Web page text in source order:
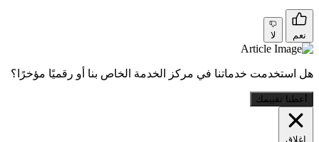
نعم لا
هل استخدمت خدماتنا في مركز الخدمة الخاص بنا أو رقميًا مؤخرًا؟
أعطنا تقييمك
اغلاق